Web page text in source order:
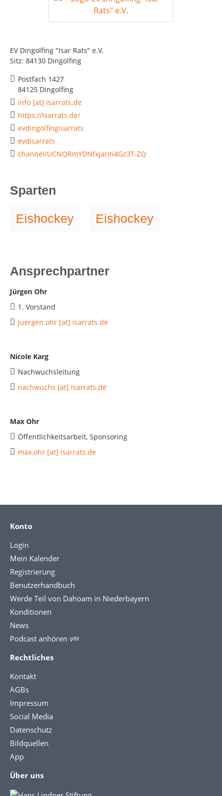
EV Dingolfing "Isar Rats" e.V.
Sitz: 84130 Dingolfing
Postfach 1427
84125 Dingolfing
info [at] isarrats.de
https://isarrats.de/
evdingolfingisarrats
evdisarrats
channel/UCNQRmYDNfxjarIn4Gz3T-ZQ
Sparten
Eishockey Eishockey
Ansprechpartner
Jürgen Ohr
1. Vorstand
juergen.ohr [at] isarrats.de
Nicole Karg
Nachwuchsleitung
nachwuchs [at] isarrats.de
Max Ohr
Öffentlichkeitsarbeit, Sponsoring
max.ohr [at] isarrats.de
Konto
Login
Mein Kalender
Registrierung
Benutzerhandbuch
Werde Teil von Dahoam in Niederbayern
Konditionen
News
Podcast anhören 🕬
Rechtliches
Kontakt
AGBs
Impressum
Social Media
Datenschutz
Bildquellen
App
Über uns